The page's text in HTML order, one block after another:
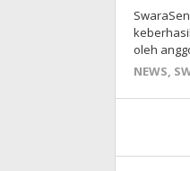
oleh
NEWS,